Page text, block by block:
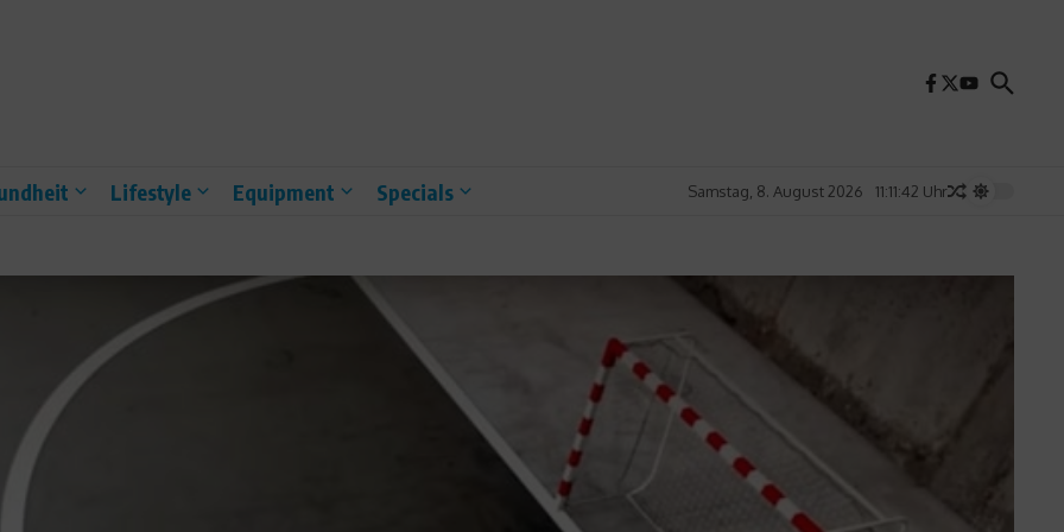
Lifestyle Equipment Specials Samstag, 8. August 2026 11:11:44 Uhr